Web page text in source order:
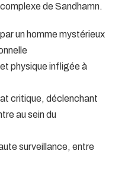
de Sandhamn.
un homme mystérieux
physique infligée à
critique, déclenchant
au sein du
surveillance, entre